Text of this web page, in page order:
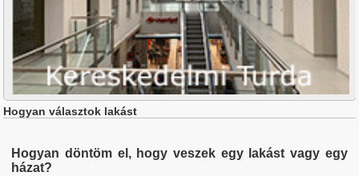
Feleac
Floresti
Gara
Gheorgheni
Gilau
Grigorescu
Gruia
Hasdeu
Manastur
Hogyan választok lakást
Hogyan döntöm el, hogy veszek egy lakást vagy egy
házat?